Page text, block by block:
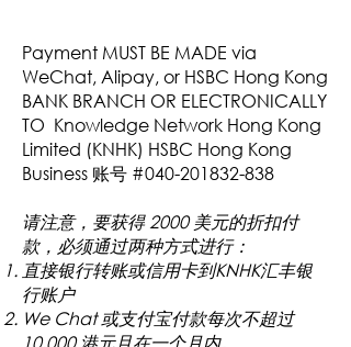
Payment MUST BE MADE via
WeChat, Alipay, or HSBC Hong Kong
BANK BRANCH OR ELECTRONICALLY
TO Knowledge Network Hong Kong
Limited (KNHK) HSBC Hong Kong
Business 账号 #040-201832-838
请注意，要获得 2000 美元的折扣付
款，必须通过两种方式进行：
直接银行转账或信用卡到KNHK汇丰银
行账户
We Chat 或支付宝付款每次不超过
10,000 港元且在一个月内。